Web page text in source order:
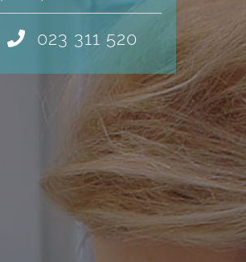
023 311 520